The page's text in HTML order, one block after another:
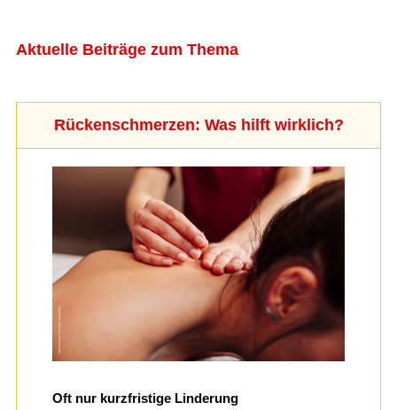
Aktuelle Beiträge zum Thema
Rückenschmerzen: Was hilft wirklich?
Oft nur kurzfristige Linderung